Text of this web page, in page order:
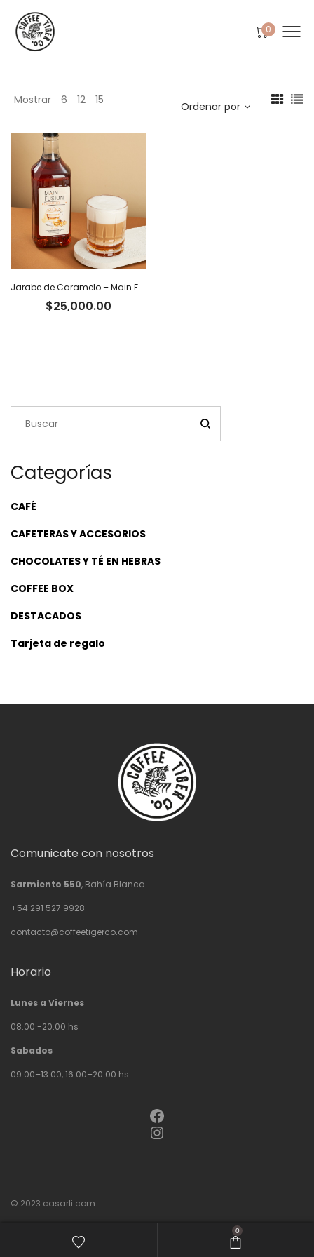
0
Mostrar 6 12 15 Ordenar por
Jarabe de Caramelo – Main Fusion
$25,000.00
Categorías
CAFÉ
CAFETERAS Y ACCESORIOS
CHOCOLATES Y TÉ EN HEBRAS
COFFEE BOX
DESTACADOS
Tarjeta de regalo
Comunicate con nosotros
Sarmiento 550, Bahía Blanca.
+54 291 527 9928
contacto@coffeetigerco.com
Horario
Lunes a Viernes
08.00 -20.00 hs
Sabados
09:00–13:00, 16:00–20:00 hs
Facebook
Instagram
© 2023 casarli.com
0